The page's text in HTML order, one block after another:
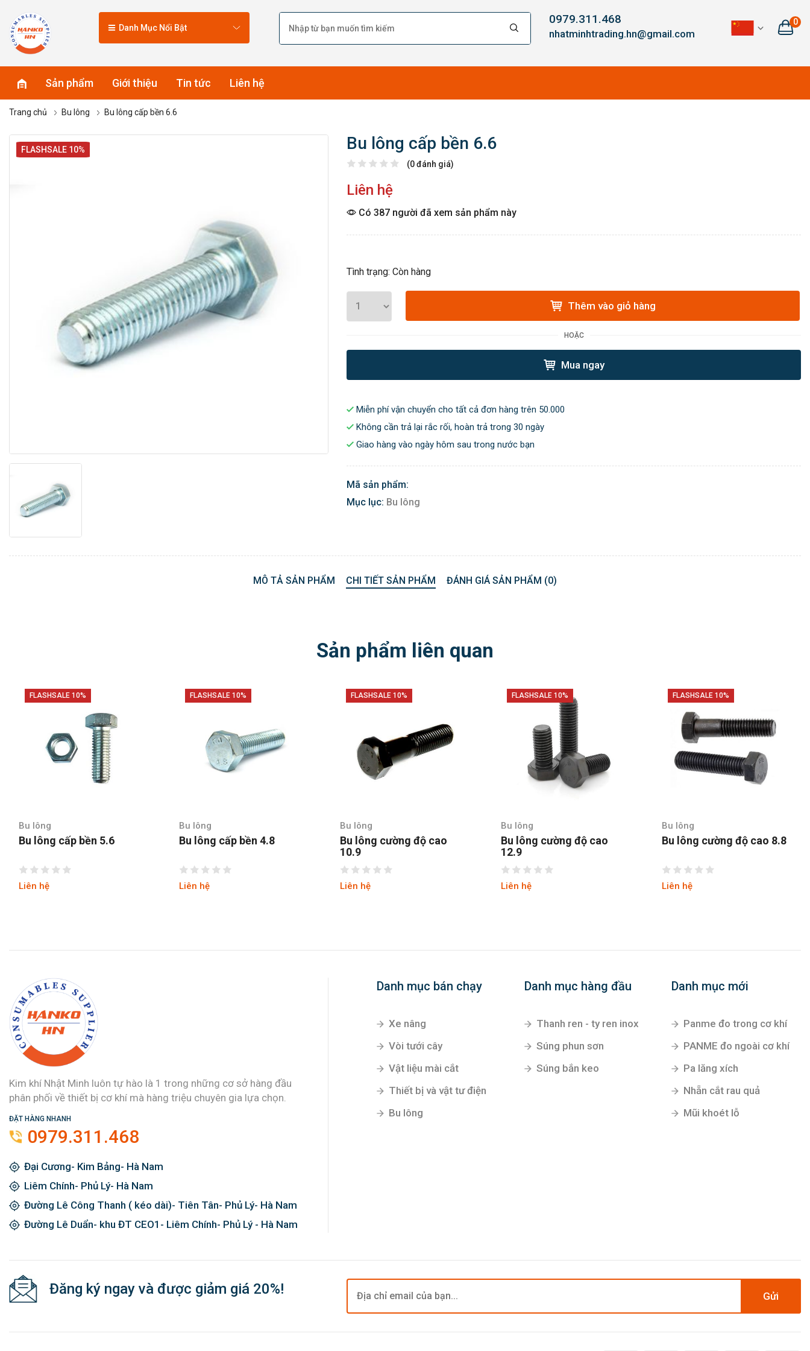
Danh Mục Nổi Bật
0979.311.468
nhatminhtrading.hn@gmail.com
0
Sản phẩm Giới thiệu Tin tức Liên hệ
Trang chủ Bu lông Bu lông cấp bền 6.6
FLASHSALE 10% Bu lông cấp bền 6.6
(0 đánh giá)
Liên hệ
Có 387 người đã xem sản phẩm này
Tình trạng: Còn hàng
Thêm vào giỏ hàng
HOẶC
Mua ngay
Miễn phí vận chuyển cho tất cả đơn hàng trên 50.000
Không cần trả lại rắc rối, hoàn trả trong 30 ngày
Giao hàng vào ngày hôm sau trong nước bạn
Mã sản phẩm:
Mục lục: Bu lông
MÔ TẢ SẢN PHẨM CHI TIẾT SẢN PHẨM ĐÁNH GIÁ SẢN PHẨM (0)
Sản phẩm liên quan
FLASHSALE 10%
Bu lông
Bu lông cấp bền 5.6
Liên hệ
FLASHSALE 10%
Bu lông
Bu lông cấp bền 4.8
Liên hệ
FLASHSALE 10%
Bu lông
Bu lông cường độ cao
10.9
Liên hệ
FLASHSALE 10%
Bu lông
Bu lông cường độ cao
12.9
Liên hệ
FLASHSALE 10%
Bu lông
Bu lông cường độ cao 8.8
Liên hệ
Kim khí Nhật Minh luôn tự hào là 1 trong những cơ sở hàng đầu
phân phối về thiết bị cơ khí mà hàng triệu chuyên gia lựa chọn.
ĐẶT HÀNG NHANH
0979.311.468
Đại Cương- Kim Bảng- Hà Nam
Liêm Chính- Phủ Lý- Hà Nam
Đường Lê Công Thanh ( kéo dài)- Tiên Tân- Phủ Lý- Hà Nam
Đường Lê Duẩn- khu ĐT CEO1- Liêm Chính- Phủ Lý - Hà Nam
Danh mục bán chạy
Xe nâng
Vòi tưới cây
Vật liệu mài cắt
Thiết bị và vật tư điện
Bu lông
Danh mục hàng đầu
Thanh ren - ty ren inox
Súng phun sơn
Súng bắn keo
Danh mục mới
Panme đo trong cơ khí
PANME đo ngoài cơ khí
Pa lăng xích
Nhẵn cắt rau quả
Mũi khoét lỗ
Đăng ký ngay và được giảm giá 20%! Gửi